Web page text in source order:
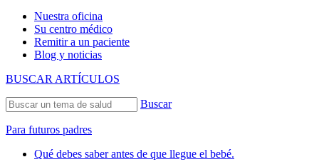
Nuestra oficina
Su centro médico
Remitir a un paciente
Blog y noticias
BUSCAR ARTÍCULOS
Buscar
Para futuros padres
Qué debes saber antes de que llegue el bebé.